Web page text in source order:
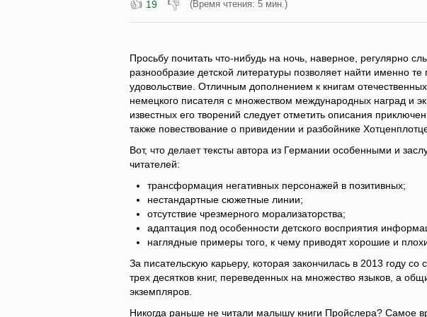
👍 19 👎 (Время чтения: 5 мин.)
Просьбу почитать что-нибудь на ночь, наверное, регулярно
разнообразие детской литературы позволяет найти именно
удовольствие. Отличным дополнением к книгам
немецкого писателя с множеством международных наград и
известных его творений следует отметить описания
также повествование о привидении и разбойнике
Вот, что делает тексты автора из Германии особенными и
читателей:
трансформация негативных персонажей в позитивных;
нестандартные сюжетные линии;
отсутствие чрезмерного морализаторства;
адаптация под особенности детского восприятия
наглядные примеры того, к чему приводят хорошие и
За писательскую карьеру, которая закончилась в 2013 году
трех десятков книг, переведенных на множество языков, а
экземпляров.
Никогда раньше не читали малышу книги Пройслера? Самое